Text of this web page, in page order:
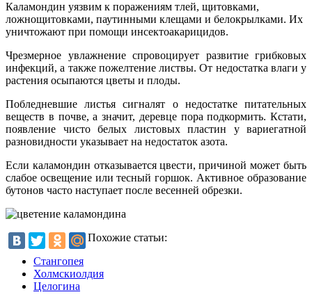
Каламондин уязвим к поражениям тлей, щитовками,
ложнощитовками, паутинными клещами и белокрылками. Их
уничтожают при помощи инсектоакарицидов.
Чрезмерное увлажнение спровоцирует развитие грибковых
инфекций, а также пожелтение листвы. От недостатка влаги у
растения осыпаются цветы и плоды.
Побледневшие листья сигналят о недостатке питательных
веществ в почве, а значит, деревце пора подкормить. Кстати,
появление чисто белых листовых пластин у вариегатной
разновидности указывает на недостаток азота.
Если каламондин отказывается цвести, причиной может быть
слабое освещение или тесный горшок. Активное образование
бутонов часто наступает после весенней обрезки.
Похожие статьи:
Стангопея
Холмскиолдия
Целогина